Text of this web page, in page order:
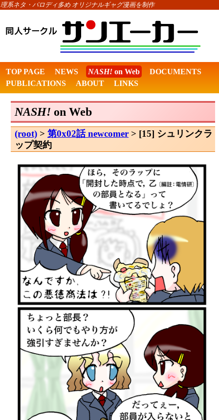
理系ネタ・パロディ多め オリジナルギャグ漫画を制作
TOP PAGE NEWS NASH! on Web
DOCUMENTS
PUBLICATIONS
ABOUT LINKS
NASH! on Web
(root) > 第0x02話 newcomer > [15] シュリンクラ
ップ契約